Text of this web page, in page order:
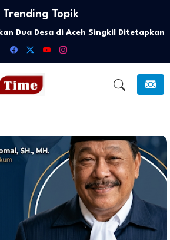
Trending Topik
Tegaskan Jalur Dua di Kecamatan
Berstatus Jalan Provinsi